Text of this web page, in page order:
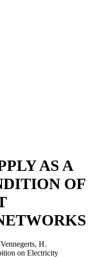
AS A
OF
H.
on Electricity